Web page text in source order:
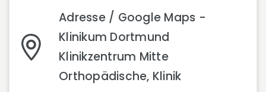
Adresse / Google Maps -
Klinikum Dortmund
Klinikzentrum Mitte
Orthopädische, Klinik